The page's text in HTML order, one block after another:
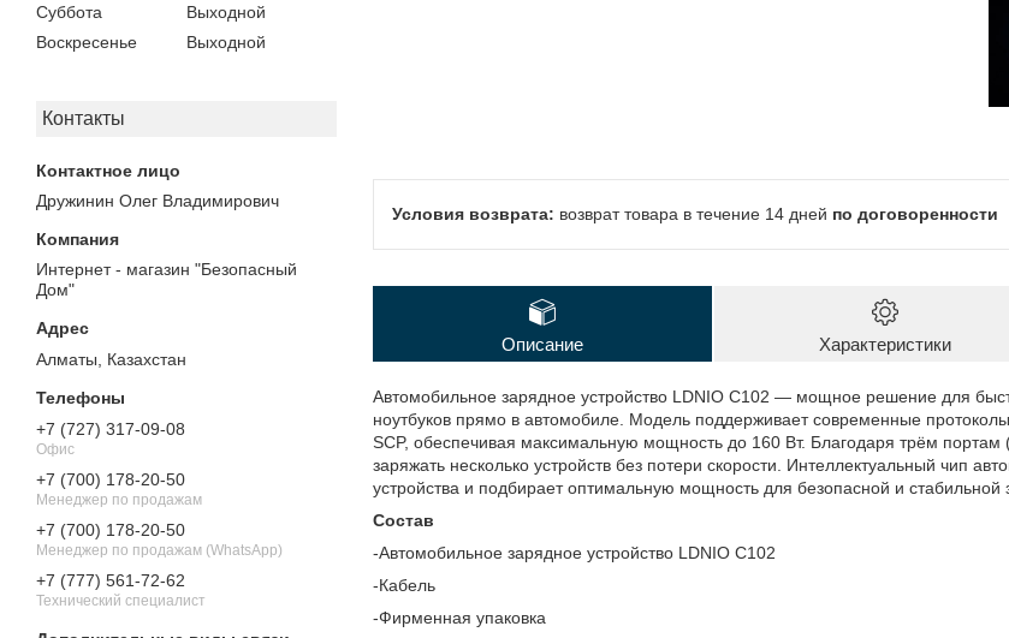
Суббота
Выходной
Воскресенье
Выходной
Контакты
Дружинин Олег Владимирович
Интернет - магазин "Безопасный
Дом"
Алматы, Казахстан
+7 (727) 317-09-08
Офис
+7 (700) 178-20-50
Менеджер по продажам
+7 (700) 178-20-50
Менеджер по продажам (WhatsApp)
+7 (777) 561-72-62
Технический специалист
возврат товара в течение 14 дней по договоренности
Описание Характеристики
Автомобильное зарядное устройство LDNIO C102 — мощное решение для
ноутбуков прямо в автомобиле. Модель поддерживает современные
SCP, обеспечивая максимальную мощность до 160 Вт. Благодаря трём
заряжать несколько устройств без потери скорости. Интеллектуальный чип
устройства и подбирает оптимальную мощность для безопасной и стабильной
Состав
-Автомобильное зарядное устройство LDNIO C102
-Кабель
-Фирменная упаковка